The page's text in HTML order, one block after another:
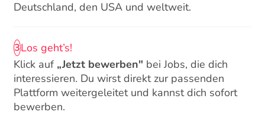
Deutschland, den USA und weltweit.
3Los geht’s!
Klick auf „Jetzt bewerben" bei Jobs, die dich
interessieren. Du wirst direkt zur passenden
Plattform weitergeleitet und kannst dich sofort
bewerben.